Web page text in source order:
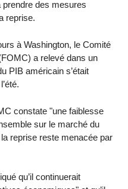
prendre des mesures
reprise.
à Washington, le Comité
a relevé dans un
PIB américain s’était
constate "une faiblesse
sur le marché du
reprise reste menacée par
qu’il continuerait